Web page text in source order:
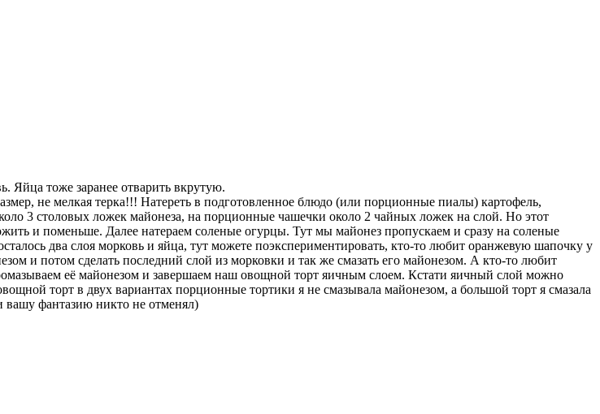
Яйца тоже заранее отварить вкрутую.
не мелкая терка!!! Натереть в подготовленное блюдо (или порционные пиалы) картофель,
3 столовых ложек майонеза, на порционные чашечки около 2 чайных ложек на слой. Но этот
и поменьше. Далее натераем соленые огурцы. Тут мы майонез пропускаем и сразу на соленые
два слоя морковь и яйца, тут можете поэкспериментировать, кто-то любит оранжевую шапочку у
и потом сделать последний слой из морковки и так же смазать его майонезом. А кто-то любит
её майонезом и завершаем наш овощной торт яичным слоем. Кстати яичный слой можно
торт в двух вариантах порционные тортики я не смазывала майонезом, а большой торт я смазала
вашу фантазию никто не отменял)